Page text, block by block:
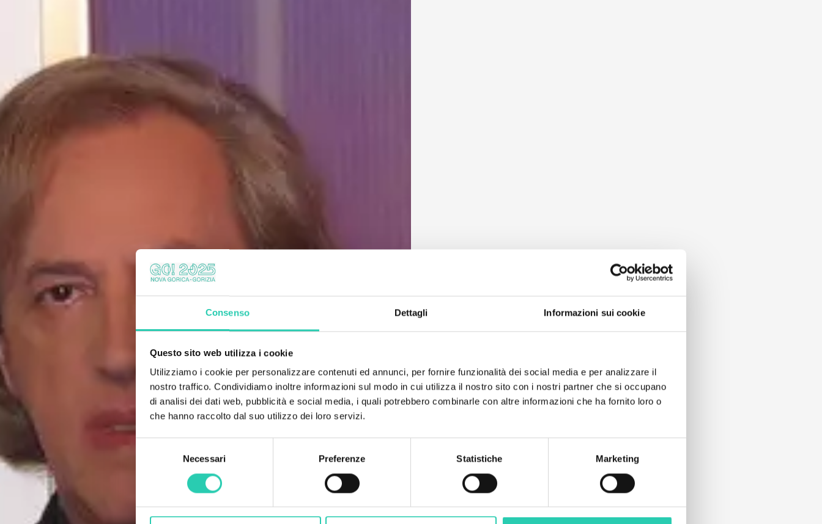
Consenso Dettagli Informazioni sui cookie
Questo sito web utilizza i cookie
Utilizziamo i cookie per personalizzare contenuti ed annunci, per fornire funzionalità dei social media e per analizzare il
nostro traffico. Condividiamo inoltre informazioni sul modo in cui utilizza il nostro sito con i nostri partner che si occupano
di analisi dei dati web, pubblicità e social media, i quali potrebbero combinarle con altre informazioni che ha fornito loro o
che hanno raccolto dal suo utilizzo dei loro servizi.
Necessari Preferenze Statistiche Marketing